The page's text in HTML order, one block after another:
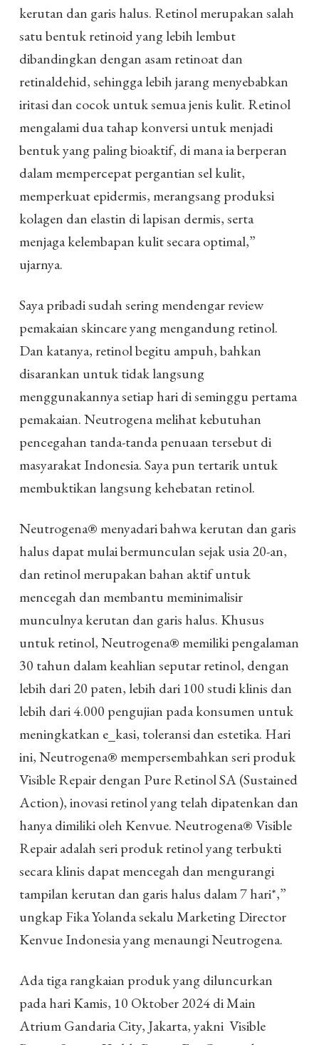
kerutan dan garis halus. Retinol merupakan salah
satu bentuk retinoid yang lebih lembut
dibandingkan dengan asam retinoat dan
retinaldehid, sehingga lebih jarang menyebabkan
iritasi dan cocok untuk semua jenis kulit. Retinol
mengalami dua tahap konversi untuk menjadi
bentuk yang paling bioaktif, di mana ia berperan
dalam mempercepat pergantian sel kulit,
memperkuat epidermis, merangsang produksi
kolagen dan elastin di lapisan dermis, serta
menjaga kelembapan kulit secara optimal,”
ujarnya.
Saya pribadi sudah sering mendengar review
pemakaian skincare yang mengandung retinol.
Dan katanya, retinol begitu ampuh, bahkan
disarankan untuk tidak langsung
menggunakannya setiap hari di seminggu pertama
pemakaian. Neutrogena melihat kebutuhan
pencegahan tanda-tanda penuaan tersebut di
masyarakat Indonesia. Saya pun tertarik untuk
membuktikan langsung kehebatan retinol.
Neutrogena® menyadari bahwa kerutan dan garis
halus dapat mulai bermunculan sejak usia 20-an,
dan retinol merupakan bahan aktif untuk
mencegah dan membantu meminimalisir
munculnya kerutan dan garis halus. Khusus
untuk retinol, Neutrogena® memiliki pengalaman
30 tahun dalam keahlian seputar retinol, dengan
lebih dari 20 paten, lebih dari 100 studi klinis dan
lebih dari 4.000 pengujian pada konsumen untuk
meningkatkan e_kasi, toleransi dan estetika. Hari
ini, Neutrogena® mempersembahkan seri produk
Visible Repair dengan Pure Retinol SA (Sustained
Action), inovasi retinol yang telah dipatenkan dan
hanya dimiliki oleh Kenvue. Neutrogena® Visible
Repair adalah seri produk retinol yang terbukti
secara klinis dapat mencegah dan mengurangi
tampilan kerutan dan garis halus dalam 7 hari*,”
ungkap Fika Yolanda sekalu Marketing Director
Kenvue Indonesia yang menaungi Neutrogena.
Ada tiga rangkaian produk yang diluncurkan
pada hari Kamis, 10 Oktober 2024 di Main
Atrium Gandaria City, Jakarta, yakni Visible